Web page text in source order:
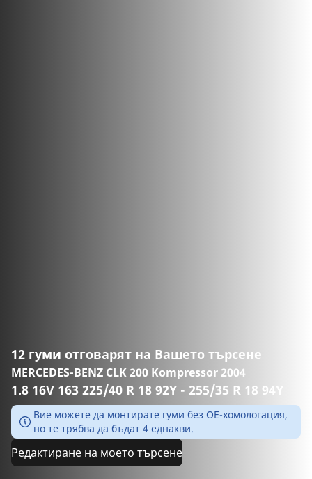
12 гуми отговарят на Вашето търсене
MERCEDES-BENZ CLK 200 Kompressor 2004
1.8 16V 163 225/40 R 18 92Y - 255/35 R 18 94Y
Вие можете да монтирате гуми без ОЕ-хомологация,
но те трябва да бъдат 4 еднакви.
Редактиране на моето търсене